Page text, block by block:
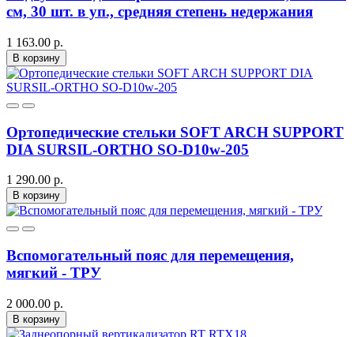
см, 30 шт. в уп., средняя степень недержания
1 163.00 р.
В корзину
Ортопедические стельки SOFT ARCH SUPPORT
DIA SURSIL-ORTHO SO-D10w-205
1 290.00 р.
В корзину
Вспомогательный пояс для перемещения,
мягкий - ТРУ
2 000.00 р.
В корзину